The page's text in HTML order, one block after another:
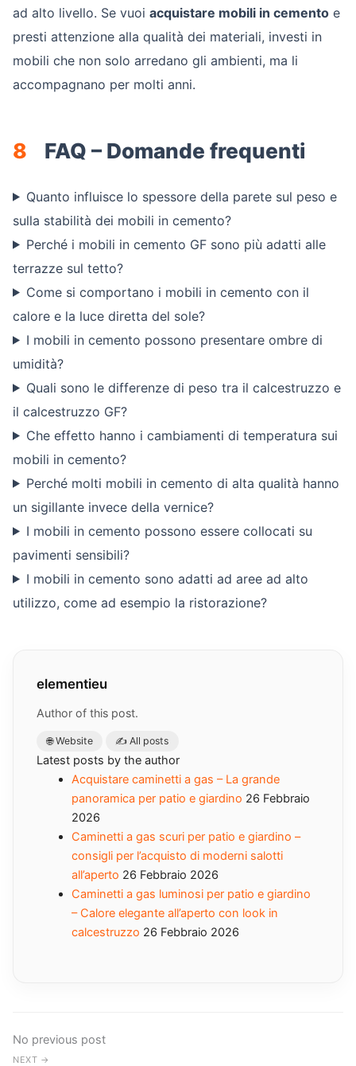
ad alto livello. Se vuoi acquistare mobili in cemento e
presti attenzione alla qualità dei materiali, investi in
mobili che non solo arredano gli ambienti, ma li
accompagnano per molti anni.
8 FAQ – Domande frequenti
Quanto influisce lo spessore della parete sul peso e
sulla stabilità dei mobili in cemento?
Perché i mobili in cemento GF sono più adatti alle
terrazze sul tetto?
Come si comportano i mobili in cemento con il
calore e la luce diretta del sole?
I mobili in cemento possono presentare ombre di
umidità?
Quali sono le differenze di peso tra il calcestruzzo e
il calcestruzzo GF?
Che effetto hanno i cambiamenti di temperatura sui
mobili in cemento?
Perché molti mobili in cemento di alta qualità hanno
un sigillante invece della vernice?
I mobili in cemento possono essere collocati su
pavimenti sensibili?
I mobili in cemento sono adatti ad aree ad alto
utilizzo, come ad esempio la ristorazione?
elementieu
Author of this post.
🌐 Website ✍️ All posts
Latest posts by the author
Acquistare caminetti a gas – La grande
panoramica per patio e giardino 26 Febbraio
2026
Caminetti a gas scuri per patio e giardino –
consigli per l’acquisto di moderni salotti
all’aperto 26 Febbraio 2026
Caminetti a gas luminosi per patio e giardino
– Calore elegante all’aperto con look in
calcestruzzo 26 Febbraio 2026
No previous post
NEXT →